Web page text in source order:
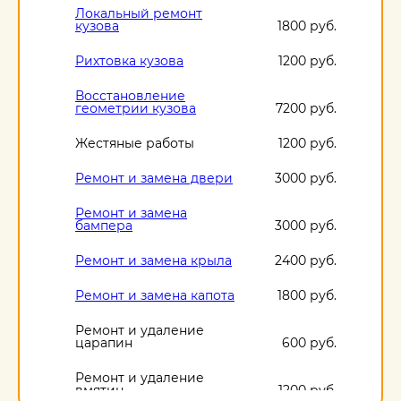
Локальный ремонт
кузова 1800 руб.
Рихтовка кузова 1200 руб.
Восстановление
геометрии кузова 7200 руб.
Жестяные работы 1200 руб.
Ремонт и замена двери 3000 руб.
Ремонт и замена
бампера 3000 руб.
Ремонт и замена крыла 2400 руб.
Ремонт и замена капота 1800 руб.
Ремонт и удаление
царапин 600 руб.
Ремонт и удаление
вмятин 1200 руб.